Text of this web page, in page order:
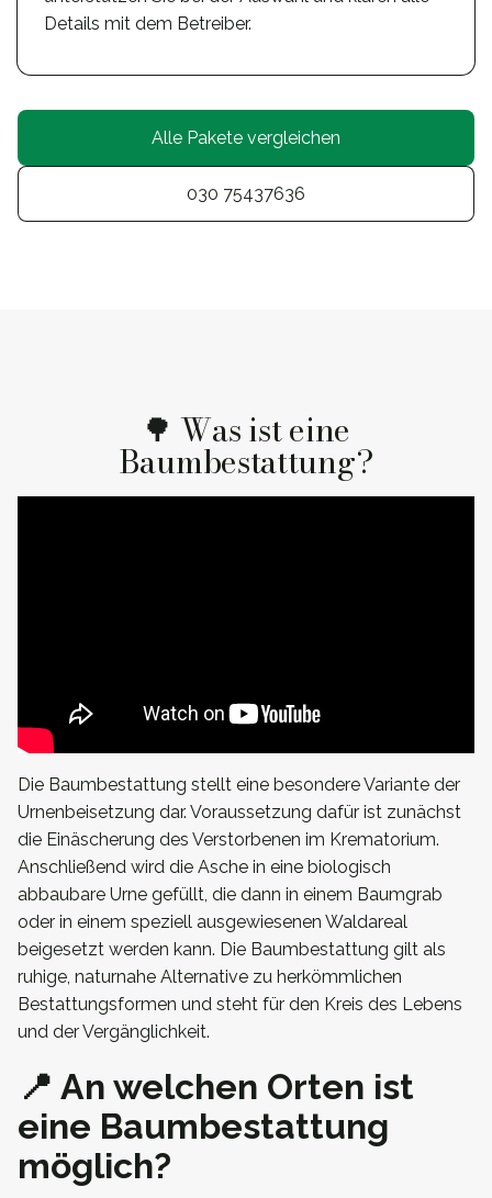
Details mit dem Betreiber.
Alle Pakete vergleichen
030 75437636
🌳 Was ist eine
Baumbestattung?
Die Baumbestattung stellt eine besondere Variante der
Urnenbeisetzung dar. Voraussetzung dafür ist zunächst
die Einäscherung des Verstorbenen im Krematorium.
Anschließend wird die Asche in eine biologisch
abbaubare Urne gefüllt, die dann in einem Baumgrab
oder in einem speziell ausgewiesenen Waldareal
beigesetzt werden kann. Die Baumbestattung gilt als
ruhige, naturnahe Alternative zu herkömmlichen
Bestattungsformen und steht für den Kreis des Lebens
und der Vergänglichkeit.
📍 An welchen Orten ist
eine Baumbestattung
möglich?